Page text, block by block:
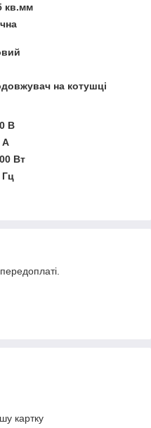
кв.мм
на котушці
В
А
Вт
Гц
картку